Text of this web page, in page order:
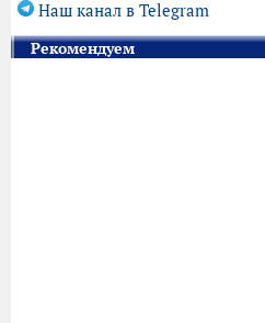
Наш канал в Telegram
Рекомендуем